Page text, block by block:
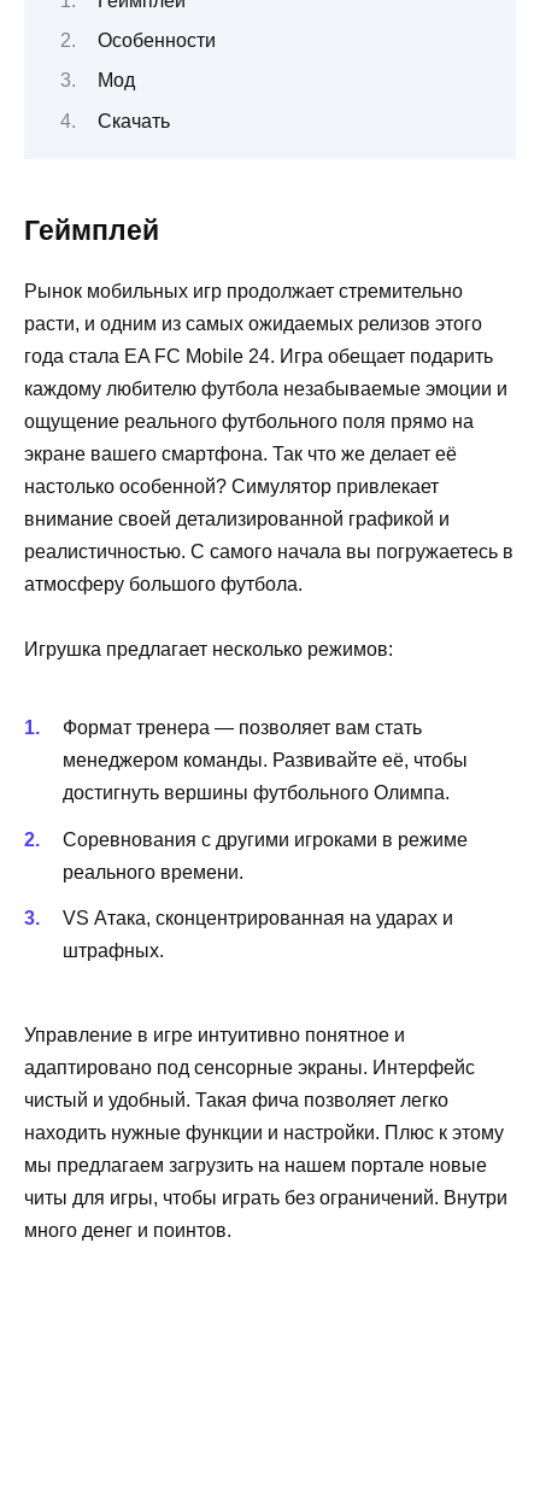
Особенности
Мод
Скачать
Геймплей
Рынок мобильных игр продолжает стремительно
расти, и одним из самых ожидаемых релизов этого
года стала EA FC Mobile 24. Игра обещает подарить
каждому любителю футбола незабываемые эмоции и
ощущение реального футбольного поля прямо на
экране вашего смартфона. Так что же делает её
настолько особенной? Симулятор привлекает
внимание своей детализированной графикой и
реалистичностью. С самого начала вы погружаетесь в
атмосферу большого футбола.
Игрушка предлагает несколько режимов:
Формат тренера — позволяет вам стать
менеджером команды. Развивайте её, чтобы
достигнуть вершины футбольного Олимпа.
Соревнования с другими игроками в режиме
реального времени.
VS Атака, сконцентрированная на ударах и
штрафных.
Управление в игре интуитивно понятное и
адаптировано под сенсорные экраны. Интерфейс
чистый и удобный. Такая фича позволяет легко
находить нужные функции и настройки. Плюс к этому
мы предлагаем загрузить на нашем портале новые
читы для игры, чтобы играть без ограничений. Внутри
много денег и поинтов.